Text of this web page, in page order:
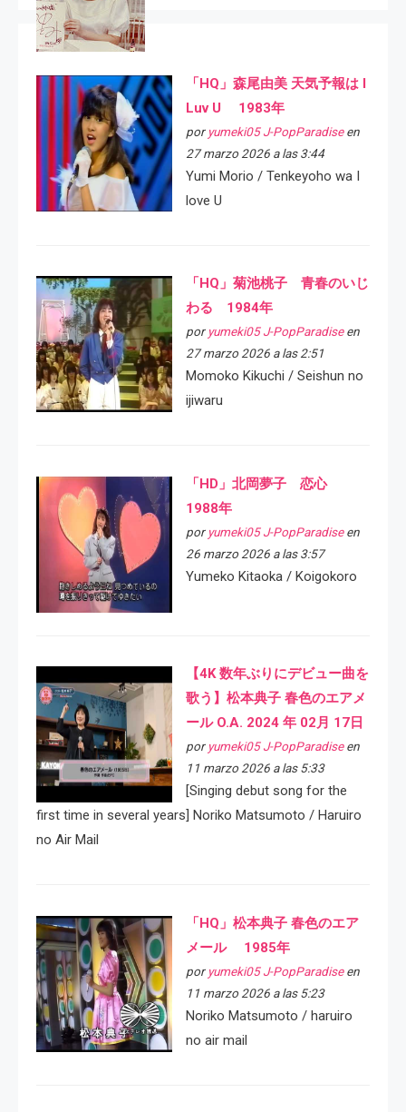
「HQ」森尾由美 天気予報は I
Luv U 1983年
por yumeki05 J-PopParadiseen
27 marzo 2026 a las 3:44
Yumi Morio / Tenkeyoho wa I
love U
「HQ」菊池桃子 青春のいじ
わる 1984年
por yumeki05 J-PopParadiseen
27 marzo 2026 a las 2:51
Momoko Kikuchi / Seishun no
ijiwaru
「HD」北岡夢子 恋心
1988年
por yumeki05 J-PopParadiseen
26 marzo 2026 a las 3:57
Yumeko Kitaoka / Koigokoro
【4K 数年ぶりにデビュー曲を
歌う】松本典子 春色のエアメ
ール O.A. 2024 年 02月 17日
por yumeki05 J-PopParadiseen
11 marzo 2026 a las 5:33
[Singing debut song for the
first time in several years] Noriko Matsumoto / Haruiro
no Air Mail
「HQ」松本典子 春色のエア
メール 1985年
por yumeki05 J-PopParadiseen
11 marzo 2026 a las 5:23
Noriko Matsumoto / haruiro
no air mail